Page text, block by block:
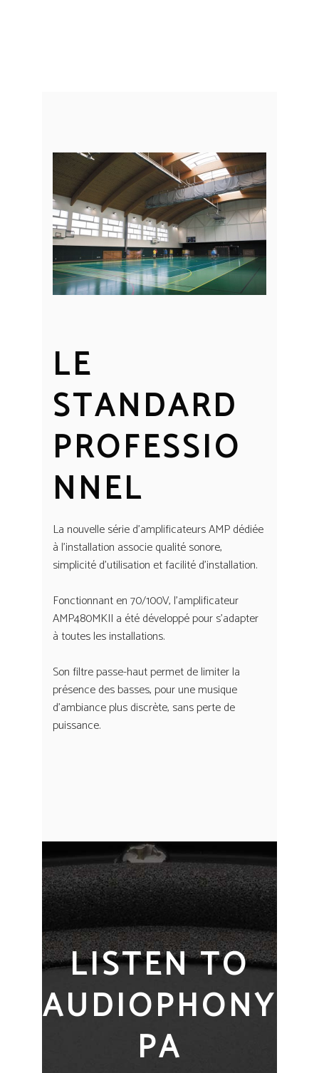
LE
STANDARD
PROFESSIO
NNEL
La nouvelle série d’amplificateurs AMP dédiée
à l’installation associe qualité sonore,
simplicité d’utilisation et facilité d’installation.
Fonctionnant en 70/100V, l’amplificateur
AMP480MKII a été développé pour s’adapter
à toutes les installations.
Son filtre passe-haut permet de limiter la
présence des basses, pour une musique
d’ambiance plus discrète, sans perte de
puissance.
LISTEN TO
AUDIOPHONY
PA